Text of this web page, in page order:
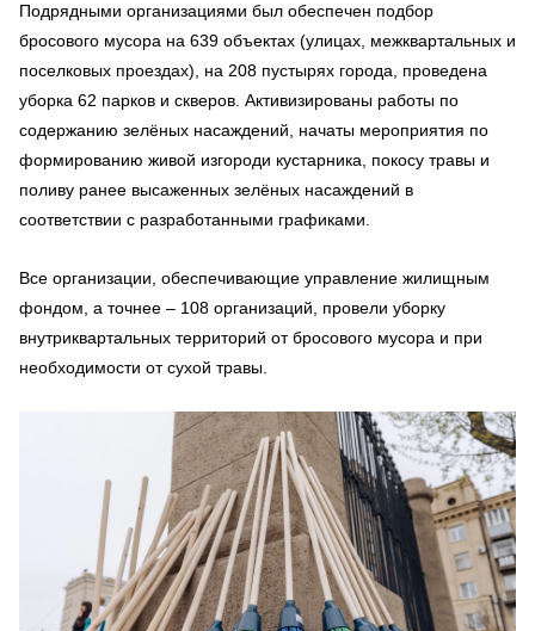
Подрядными организациями был обеспечен подбор
бросового мусора на 639 объектах (улицах, межквартальных и
поселковых проездах), на 208 пустырях города, проведена
уборка 62 парков и скверов. Активизированы работы по
содержанию зелёных насаждений, начаты мероприятия по
формированию живой изгороди кустарника, покосу травы и
поливу ранее высаженных зелёных насаждений в
соответствии с разработанными графиками.
Все организации, обеспечивающие управление жилищным
фондом, а точнее – 108 организаций, провели уборку
внутриквартальных территорий от бросового мусора и при
необходимости от сухой травы.